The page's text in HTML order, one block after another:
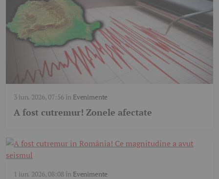
3 iun. 2026, 07:56în Evenimente
A fost cutremur! Zonele afectate
1 iun. 2026, 08:08în Evenimente